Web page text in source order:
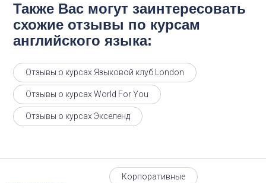
Также Вас могут заинтересовать
схожие отзывы по курсам
английского языка:
Отзывы о курсах Языковой клуб London
Отзывы о курсах World For You
Отзывы о курсах Экселенд
Корпоративные